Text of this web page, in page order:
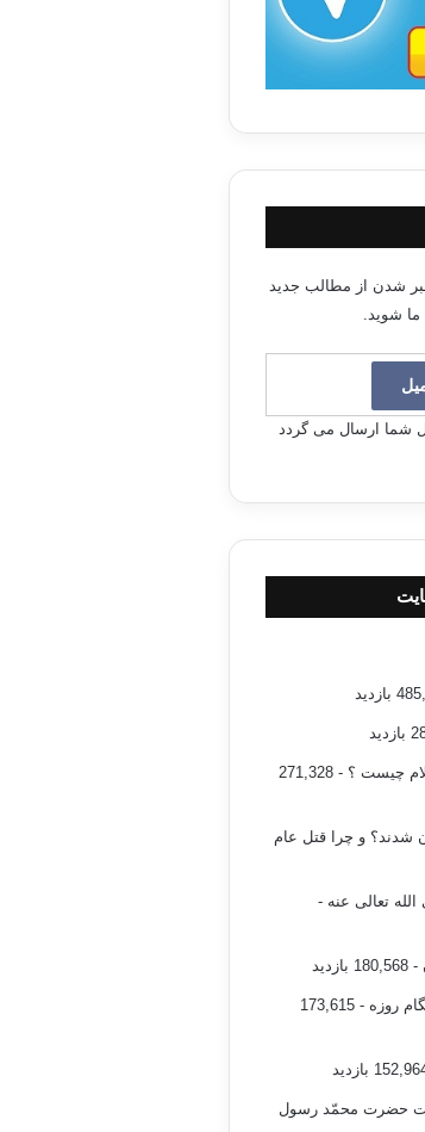
شدن از مطالب جدید
شوید.
شما ارسال می گردد
چیست ؟
- 271,328
شدند؟ و چرا قتل عام
تعالی عنه -
- 180,568 بازدید
روزه
- 173,615
حضرت محمّد رسول